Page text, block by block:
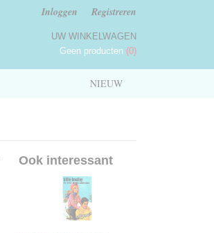
Inloggen Registreren
UW WINKELWAGEN
Geen producten (0)
NIEUW
Ook interessant